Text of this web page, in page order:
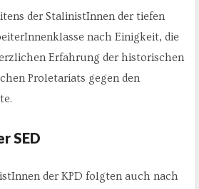
der StalinistInnen der tiefen
nach Einigkeit, die
Erfahrung der historischen
Proletariats gegen den
SED
der KPD folgten auch nach